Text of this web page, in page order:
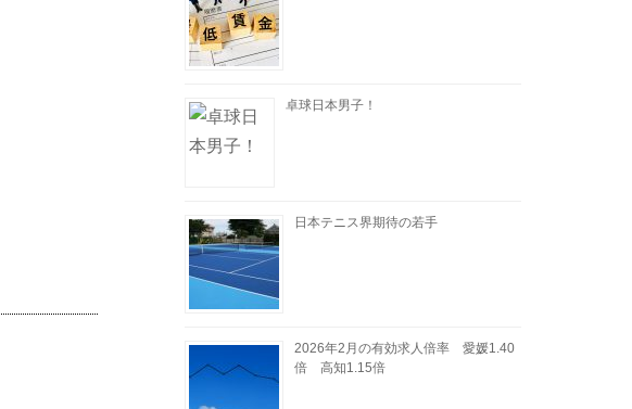
卓球日本男子！
日本テニス界期待の若手
2026年2月の有効求人倍率 愛媛1.40
倍 高知1.15倍